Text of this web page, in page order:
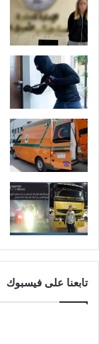
تابعنا على فيسبوك